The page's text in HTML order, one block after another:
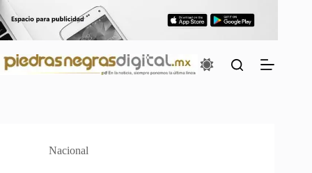
Saltar
al
contenido
Nacional